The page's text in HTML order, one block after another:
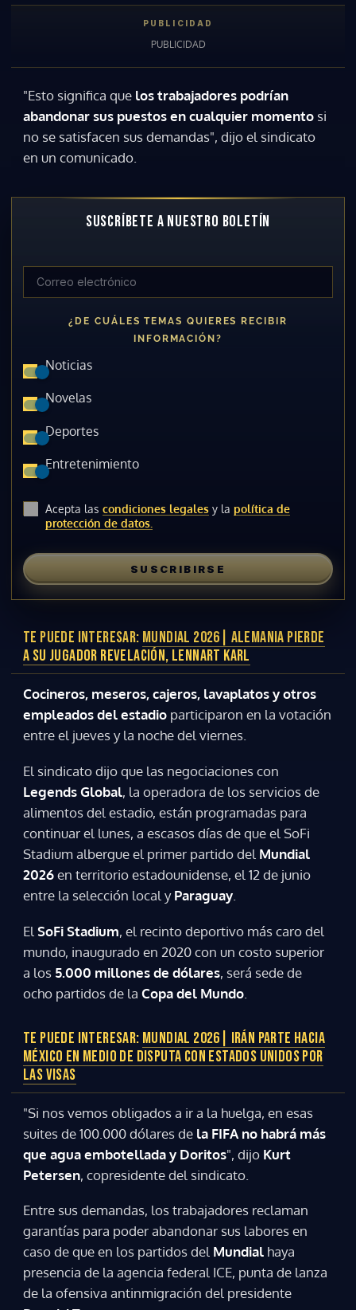
"Esto significa que los trabajadores podrían
abandonar sus puestos en cualquier momento si
no se satisfacen sus demandas", dijo el sindicato
en un comunicado.
SUSCRÍBETE A NUESTRO BOLETÍN
¿DE CUÁLES TEMAS QUIERES RECIBIR
INFORMACIÓN?
Noticias
Novelas
Deportes
Entretenimiento
Acepta las condiciones legales y la política de
protección de datos.
SUSCRIBIRSE
TE PUEDE INTERESAR: MUNDIAL 2026| ALEMANIA PIERDE
A SU JUGADOR REVELACIÓN, LENNART KARL
Cocineros, meseros, cajeros, lavaplatos y otros
empleados del estadio participaron en la votación
entre el jueves y la noche del viernes.
El sindicato dijo que las negociaciones con
Legends Global, la operadora de los servicios de
alimentos del estadio, están programadas para
continuar el lunes, a escasos días de que el SoFi
Stadium albergue el primer partido del Mundial
2026en territorio estadounidense, el 12 de junio
entre la selección local yParaguay
El SoFi Stadium, el recinto deportivo más caro del
mundo, inaugurado en 2020 con un costo superior
a los 5.000 millones de dólares, será sede de
ocho partidos de la Copa del Mundo
TE PUEDE INTERESAR: MUNDIAL 2026| IRÁN PARTE HACIA
MÉXICO EN MEDIO DE DISPUTA CON ESTADOS UNIDOS POR
LAS VISAS
"Si nos vemos obligados a ir a la huelga, en esas
suites de 100.000 dólares de la FIFA no habrá más
que agua embotellada y Doritos", dijo Kurt
Petersen, copresidente del sindicato.
Entre sus demandas, los trabajadores reclaman
garantías para poder abandonar sus labores en
caso de que en los partidos del Mundial haya
presencia de la agencia federal ICE, punta de lanza
de la ofensiva antinmigración del presidente